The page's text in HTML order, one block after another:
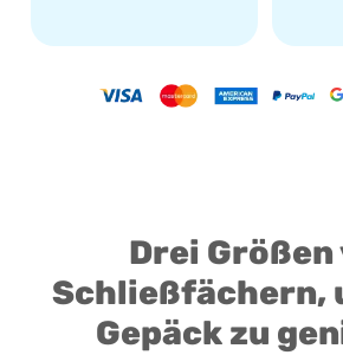
Drei Größen
Schließfächern,
Gepäck zu